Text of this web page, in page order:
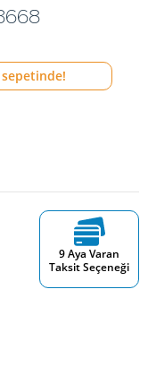
9 Aya Varan
Taksit Seçeneği